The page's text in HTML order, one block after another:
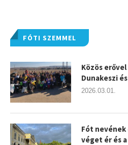
FÓTI SZEMMEL
Közös
Dunakeszi
2026.03.01.
Fót
véget ér és